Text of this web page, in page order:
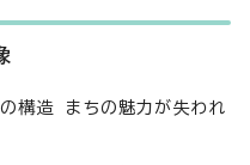
構造 まちの魅力が失われ